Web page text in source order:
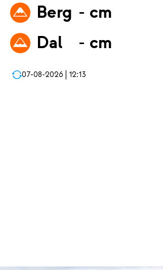
Berg - cm
Dal
- cm
07-08-2026 | 12:13